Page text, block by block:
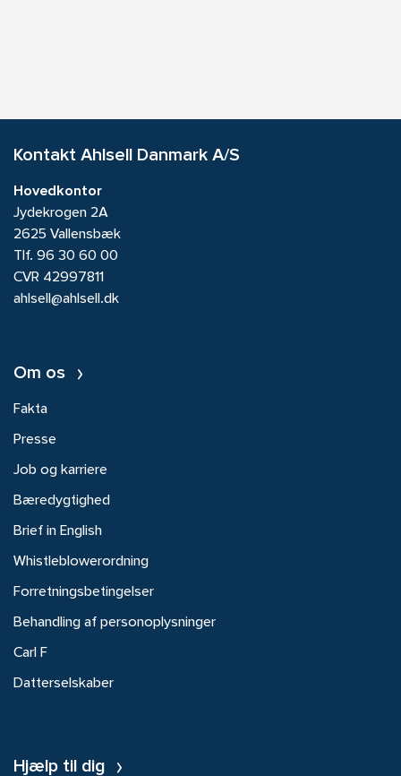
Kontakt Ahlsell Danmark A/S
Hovedkontor
Jydekrogen 2A
2625 Vallensbæk
Tlf. 96 30 60 00
CVR 42997811
ahlsell@ahlsell.dk
Om os
Fakta
Presse
Job og karriere
Bæredygtighed
Brief in English
Whistleblowerordning
Forretningsbetingelser
Behandling af personoplysninger
Carl F
Datterselskaber
Hjælp til dig